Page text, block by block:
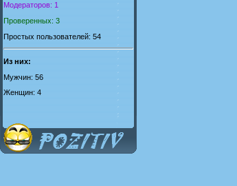
Модераторов: 1
Проверенных: 3
Простых пользователей: 54
Из них:
Мужчин: 56
Женщин: 4